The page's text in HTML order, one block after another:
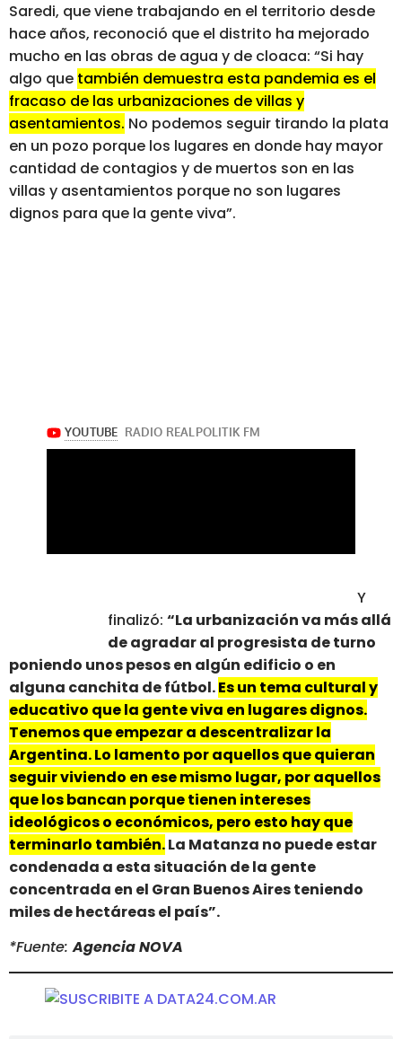
Saredi, que viene trabajando en el territorio desde
hace años, reconoció que el distrito ha mejorado
mucho en las obras de agua y de cloaca: “Si hay
algo que también demuestra esta pandemia es el
fracaso de las urbanizaciones de villas y
asentamientos. No podemos seguir tirando la plata
en un pozo porque los lugares en donde hay mayor
cantidad de contagios y de muertos son en las
villas y asentamientos porque no son lugares
dignos para que la gente viva”.
Y
finalizó: “La urbanización va más allá
de agradar al progresista de turno
poniendo unos pesos en algún edificio o en
alguna canchita de fútbol.Es un tema cultural y
educativo que la gente viva en lugares dignos.
Tenemos que empezar a descentralizar la
Argentina. Lo lamento por aquellos que quieran
seguir viviendo en ese mismo lugar, por aquellos
que los bancan porque tienen intereses
ideológicos o económicos, pero esto hay que
terminarlo también.La Matanza no puede estar
condenada a esta situación de la gente
concentrada en el Gran Buenos Aires teniendo
miles de hectáreas el país”.
*Fuente:Agencia NOVA